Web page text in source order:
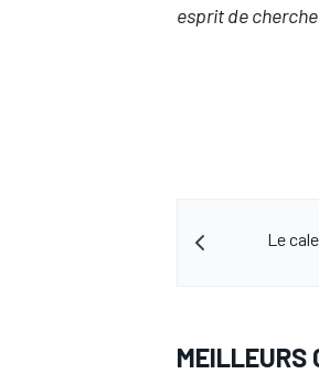
esprit de
Le
MEILLEURS